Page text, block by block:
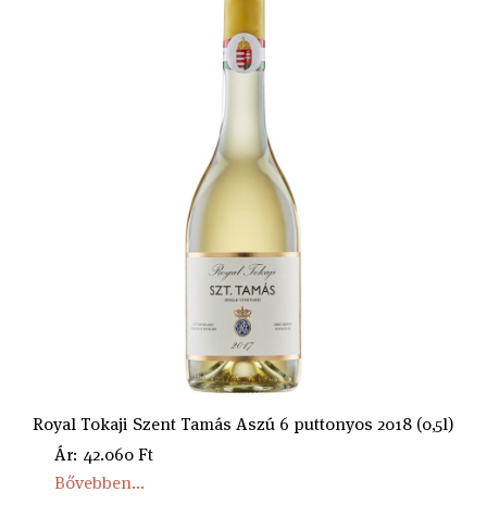
Royal Tokaji Szent Tamás Aszú 6 puttonyos 2018 (0,5l)
Ár: 42.060 Ft
Bővebben...